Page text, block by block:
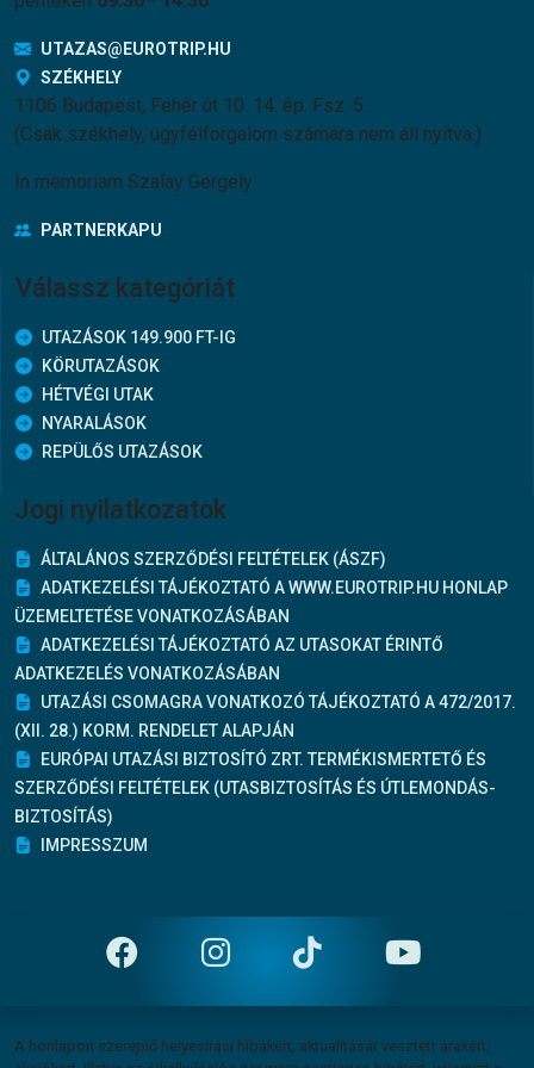
UTAZAS@EUROTRIP.HU
SZÉKHELY
1106 Budapest, Fehér út 10. 14. ép. Fsz. 5.
(Csak székhely, ügyfélforgalom számára nem áll nyitva.)
In memoriam Szalay Gergely
PARTNERKAPU
Válassz kategóriát
UTAZÁSOK 149.900 FT-IG
KÖRUTAZÁSOK
HÉTVÉGI UTAK
NYARALÁSOK
REPÜLŐS UTAZÁSOK
Jogi nyilatkozatok
ÁLTALÁNOS SZERZŐDÉSI FELTÉTELEK (ÁSZF)
ADATKEZELÉSI TÁJÉKOZTATÓ A WWW.EUROTRIP.HU HONLAP
ÜZEMELTETÉSE VONATKOZÁSÁBAN
ADATKEZELÉSI TÁJÉKOZTATÓ AZ UTASOKAT ÉRINTŐ
ADATKEZELÉS VONATKOZÁSÁBAN
UTAZÁSI CSOMAGRA VONATKOZÓ TÁJÉKOZTATÓ A 472/2017.
(XII. 28.) KORM. RENDELET ALAPJÁN
EURÓPAI UTAZÁSI BIZTOSÍTÓ ZRT. TERMÉKISMERTETŐ ÉS
SZERZŐDÉSI FELTÉTELEK (UTASBIZTOSÍTÁS ÉS ÚTLEMONDÁS-
BIZTOSÍTÁS)
IMPRESSZUM
Felelősség vállalás
A honlapon szereplő helyesírási hibákért, aktualitását vesztett árakért,